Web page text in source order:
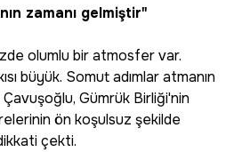
zamanı gelmiştir"
olumlu bir atmosfer var.
büyük. Somut adımlar atmanın
Gümrük Birliği'nin
ön koşulsuz şekilde
çekti.